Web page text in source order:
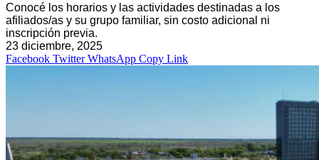
Conocé los horarios y las actividades destinadas a los
afiliados/as y su grupo familiar, sin costo adicional ni
inscripción previa.
23 diciembre, 2025
Facebook Twitter WhatsApp Copy Link